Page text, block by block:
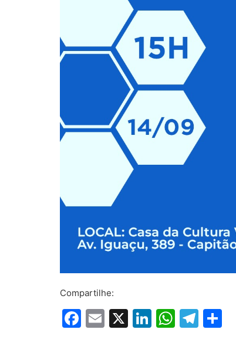
Compartilhe:
Facebook
Email
X LinkedIn